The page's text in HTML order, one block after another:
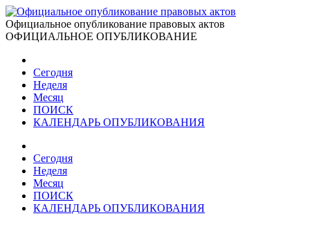
Официальное опубликование правовых актов
ОФИЦИАЛЬНОЕ ОПУБЛИКОВАНИЕ
Сегодня
Неделя
Месяц
ПОИСК
КАЛЕНДАРЬ ОПУБЛИКОВАНИЯ
Сегодня
Неделя
Месяц
ПОИСК
КАЛЕНДАРЬ ОПУБЛИКОВАНИЯ